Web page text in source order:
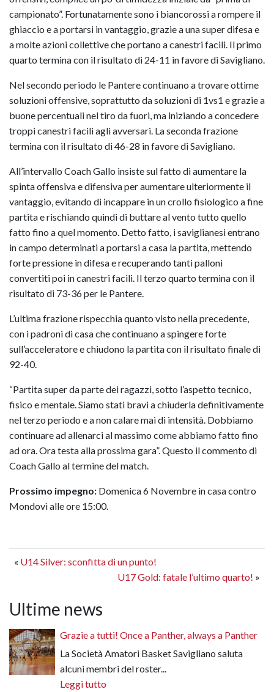
campionato”. Fortunatamente sono i biancorossi a rompere il
ghiaccio e a portarsi in vantaggio, grazie a una super difesa e
a molte azioni collettive che portano a canestri facili. Il primo
quarto termina con il risultato di 24-11 in favore di Savigliano.
Nel secondo periodo le Pantere continuano a trovare ottime
soluzioni offensive, soprattutto da soluzioni di 1vs1 e grazie a
buone percentuali nel tiro da fuori, ma iniziando a concedere
troppi canestri facili agli avversari. La seconda frazione
termina con il risultato di 46-28 in favore di Savigliano.
All’intervallo Coach Gallo insiste sul fatto di aumentare la
spinta offensiva e difensiva per aumentare ulteriormente il
vantaggio, evitando di incappare in un crollo fisiologico a fine
partita e rischiando quindi di buttare al vento tutto quello
fatto fino a quel momento. Detto fatto, i saviglianesi entrano
in campo determinati a portarsi a casa la partita, mettendo
forte pressione in difesa e recuperando tanti palloni
convertiti poi in canestri facili. Il terzo quarto termina con il
risultato di 73-36 per le Pantere.
L’ultima frazione rispecchia quanto visto nella precedente,
con i padroni di casa che continuano a spingere forte
sull’acceleratore e chiudono la partita con il risultato finale di
92-40.
“Partita super da parte dei ragazzi, sotto l’aspetto tecnico,
fisico e mentale. Siamo stati bravi a chiuderla definitivamente
nel terzo periodo e a non calare mai di intensità. Dobbiamo
continuare ad allenarci al massimo come abbiamo fatto fino
ad ora. Ora testa alla prossima gara”. Questo il commento di
Coach Gallo al termine del match.
Prossimo impegno: Domenica 6 Novembre in casa contro
Mondovì alle ore 15:00.
« U14 Silver: sconfitta di un punto!
U17 Gold: fatale l’ultimo quarto! »
Ultime news
Grazie a tutti! Once a Panther, always a Panther
La Società Amatori Basket Savigliano saluta
alcuni membri del roster...
Leggi tutto